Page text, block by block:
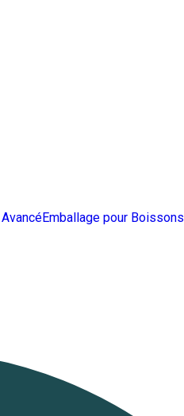
Emballage pour Boissons